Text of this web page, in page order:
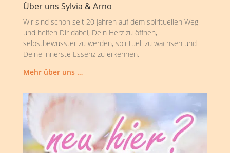
Über uns Sylvia & Arno
Wir sind schon seit 20 Jahren auf dem spirituellen Weg
und helfen Dir dabei, Dein Herz zu öffnen,
selbstbewusster zu werden, spirituell zu wachsen und
Deine innerste Essenz zu erkennen.
Mehr über uns …